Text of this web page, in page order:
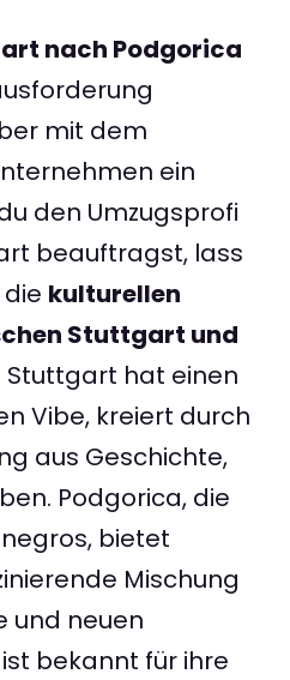
nach Podgorica
mit dem
ein
den Umzugsprofi
beauftragst, lass
kulturellen
Stuttgart und
Stuttgart hat einen
Vibe, kreiert durch
aus Geschichte,
Podgorica, die
bietet
Mischung
und neuen
bekannt für ihre